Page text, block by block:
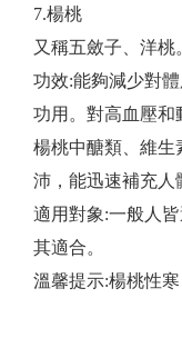
7.楊桃
又稱五斂子、洋桃
功效:能夠減少對
功用。對高血壓和
楊桃中醣類、維生
沛，能迅速補充人
適用對象:一般人
其適合。
溫馨提示:楊桃性